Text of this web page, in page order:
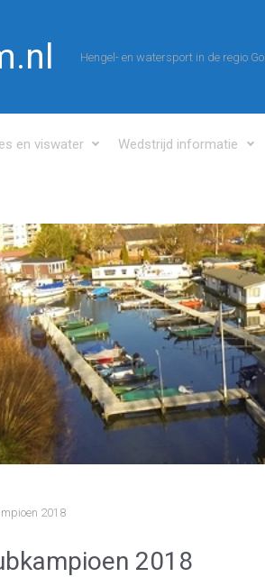
Hengel- en watersport in de regio
en viswater Wedstrijd informatie
2018
2018